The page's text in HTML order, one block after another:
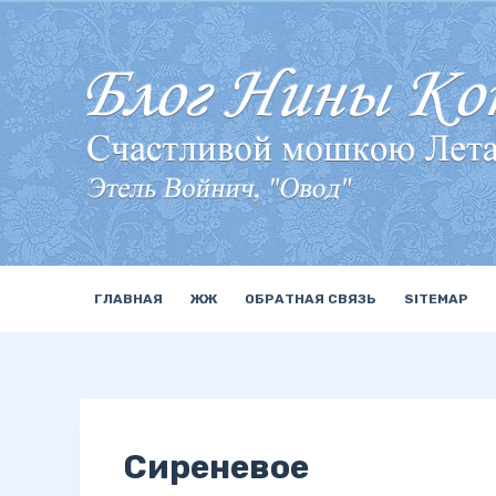
П
е
р
е
й
т
и
к
с
ГЛАВНАЯ ЖЖ ОБРАТНАЯ СВЯЗЬ SITEMAP
Сиреневое